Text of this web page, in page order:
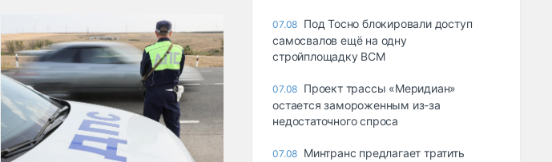
07.08 Под Тосно блокировали доступ
самосвалов ещё на одну
стройплощадку ВСМ
07.08 Проект трассы «Меридиан»
остается замороженным из-за
недостаточного спроса
07.08 Минтранс предлагает тратить